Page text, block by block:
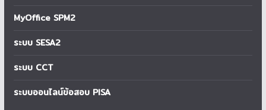
MyOffice SPM2
ระบบ SESA2
ระบบ CCT
ระบบออนไลน์ข้อสอบ PISA